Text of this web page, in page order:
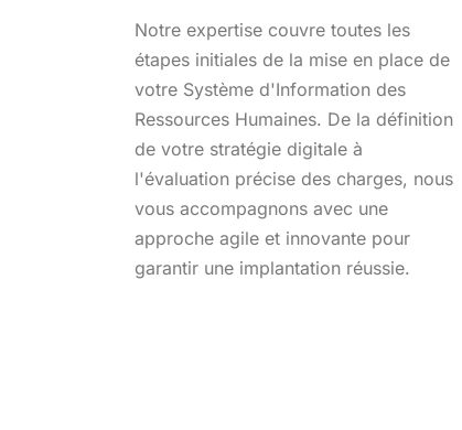
Notre expertise couvre toutes les
étapes initiales de la mise en place de
votre Système d'Information des
Ressources Humaines. De la définition
de votre stratégie digitale à
l'évaluation précise des charges, nous
vous accompagnons avec une
approche agile et innovante pour
garantir une implantation réussie.